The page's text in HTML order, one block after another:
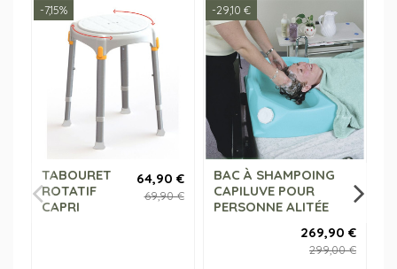
-7,15%
TABOURET
ROTATIF
CAPRI
64,90 €
69,90 €
-29,10 €
BAC À SHAMPOING
CAPILUVE POUR
PERSONNE ALITÉE
269,90 €
299,00 €